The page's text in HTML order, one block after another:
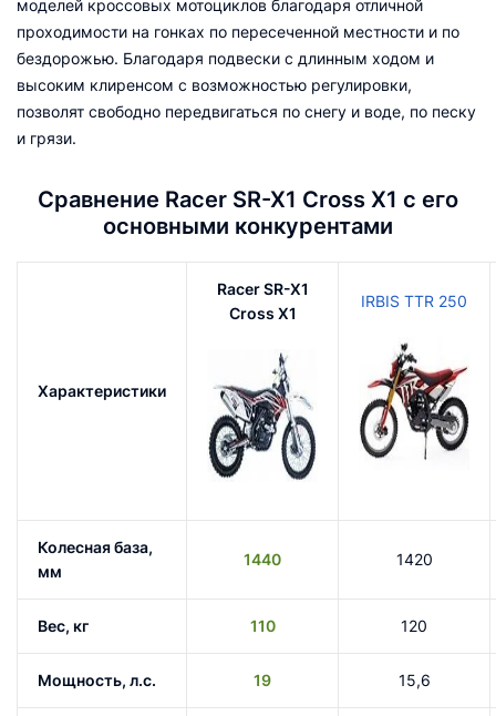
моделей кроссовых мотоциклов благодаря отличной
проходимости на гонках по пересеченной местности и по
бездорожью. Благодаря подвески с длинным ходом и
высоким клиренсом с возможностью регулировки,
позволят свободно передвигаться по снегу и воде, по песку
и грязи.
Сравнение Racer SR-X1 Cross X1 с его
основными конкурентами
Характеристики
Racer SR-X1
Cross X1
IRBIS TTR 250
Колесная база,
мм
1440 1420
Вес, кг 110 120
Мощность, л.с. 19 15,6